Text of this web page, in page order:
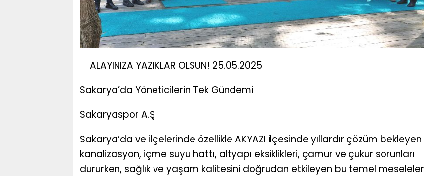
ALAYINIZA YAZIKLAR OLSUN! 25.05.2025
Sakarya’da Yöneticilerin Tek Gündemi
Sakaryaspor A.Ş
Sakarya’da ve ilçelerinde özellikle AKYAZI ilçesinde yıllardır çözüm bekleyen
kanalizasyon, içme suyu hattı, altyapı eksiklikleri, çamur ve çukur sorunları
dururken, sağlık ve yaşam kalitesini doğrudan etkileyen bu temel meseleler